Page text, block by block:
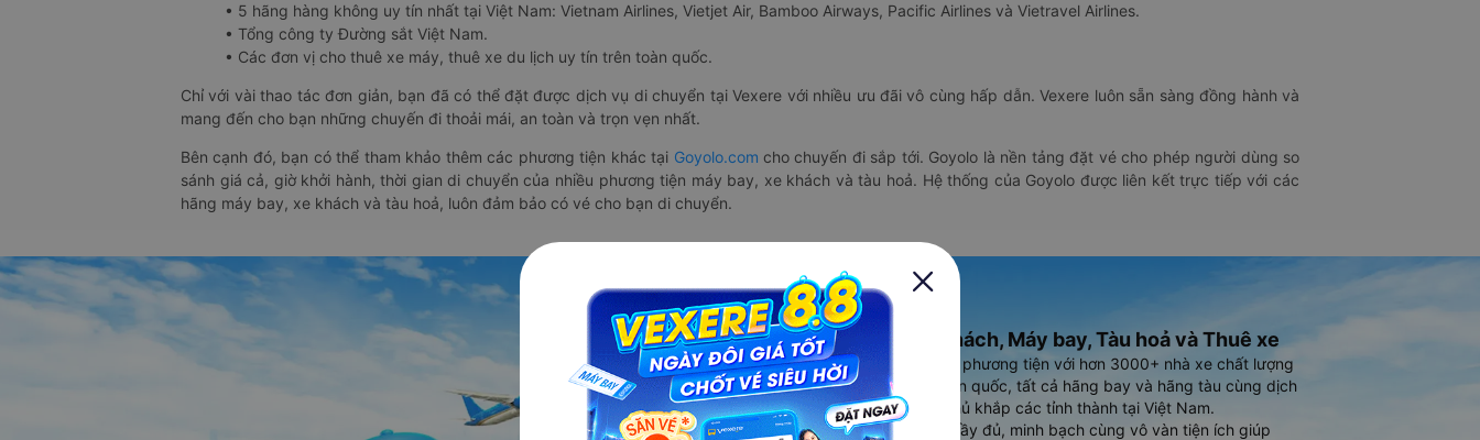
• 5 hãng hàng không uy tín nhất tại Việt Nam: Vietnam Airlines, Vietjet Air, Bamboo Airways, Pacific Airlines và Vietravel Airlines.
• Tổng công ty Đường sắt Việt Nam.
• Các đơn vị cho thuê xe máy, thuê xe du lịch uy tín trên toàn quốc.
Chỉ với vài thao tác đơn giản, bạn đã có thể đặt được dịch vụ di chuyển tại Vexere với nhiều ưu đãi vô cùng hấp dẫn. Vexere luôn sẵn sàng đồng hành và
mang đến cho bạn những chuyến đi thoải mái, an toàn và trọn vẹn nhất.
Bên cạnh đó, bạn có thể tham khảo thêm các phương tiện khác tại Goyolo.com cho chuyến đi sắp tới. Goyolo là nền tảng đặt vé cho phép người dùng so
sánh giá cả, giờ khởi hành, thời gian di chuyển của nhiều phương tiện máy bay, xe khách và tàu hoả. Hệ thống của Goyolo được liên kết trực tiếp với các
hãng máy bay, xe khách và tàu hoả, luôn đảm bảo có vé cho bạn di chuyển.
Ứng dụng đặt vé Xe khách, Máy bay, Tàu hoả và Thuê xe
Vexere - ứng dụng đặt vé đa phương tiện với hơn 3000+ nhà xe chất lượng
cao, 5000+ tuyến đường toàn quốc, tất cả hãng bay và hãng tàu cùng dịch
vụ thuê xe máy, xe du lịch phủ khắp các tỉnh thành tại Việt Nam.
Ứng dụng hiển thị thông tin đầy đủ, minh bạch cùng vô vàn tiện ích giúp